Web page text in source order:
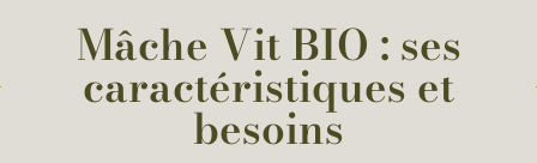
Mâche Vit BIO : ses
caractéristiques et
besoins